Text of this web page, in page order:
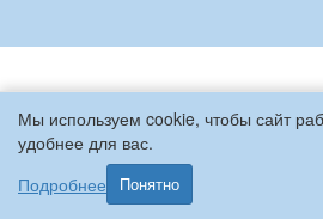
Мы используем cookie, чтобы сайт
удобнее для вас.
Подробнее
Понятно